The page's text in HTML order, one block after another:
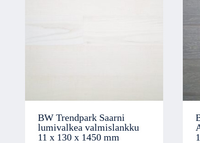
BW Trendpark Saarni
lumivalkea valmislankku
11 x 130 x 1450 mm